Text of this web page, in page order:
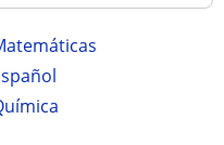
Matemáticas
Español
Química